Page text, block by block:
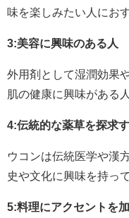
味を楽しみたい人にお
3:美容に興味のある人
外用剤として湿潤効果
肌の健康に興味がある
4:伝統的な薬草を探求
ウコンは伝統医学や漢
史や文化に興味を持っ
5:料理にアクセントを